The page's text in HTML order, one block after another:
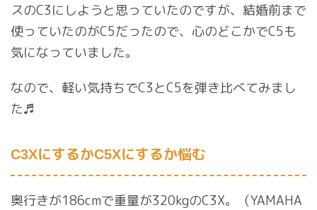
スのC3にしようと思っていたのですが、結婚前まで
使っていたのがC5だったので、心のどこかでC5も
気になっていました。
なので、軽い気持ちでC3とC5を弾き比べてみまし
た♬
C3XにするかC5Xにするか悩む
奥行きが186cmで重量が320kgのC3X。（YAMAHA